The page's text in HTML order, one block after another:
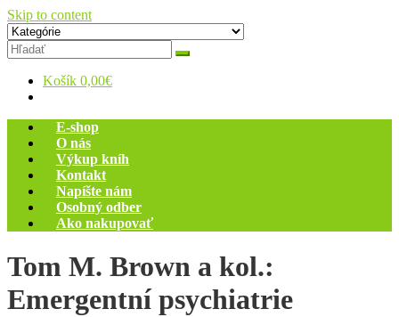
Skip to content
Zelený dom
Antikvariát
Košík 0,00€
E-shop
O nás
Výkup kníh
Kontakt
Napíšte nám
Osobný odber
Ako nakupovať
Tom M. Brown a kol.:
Emergentní psychiatrie